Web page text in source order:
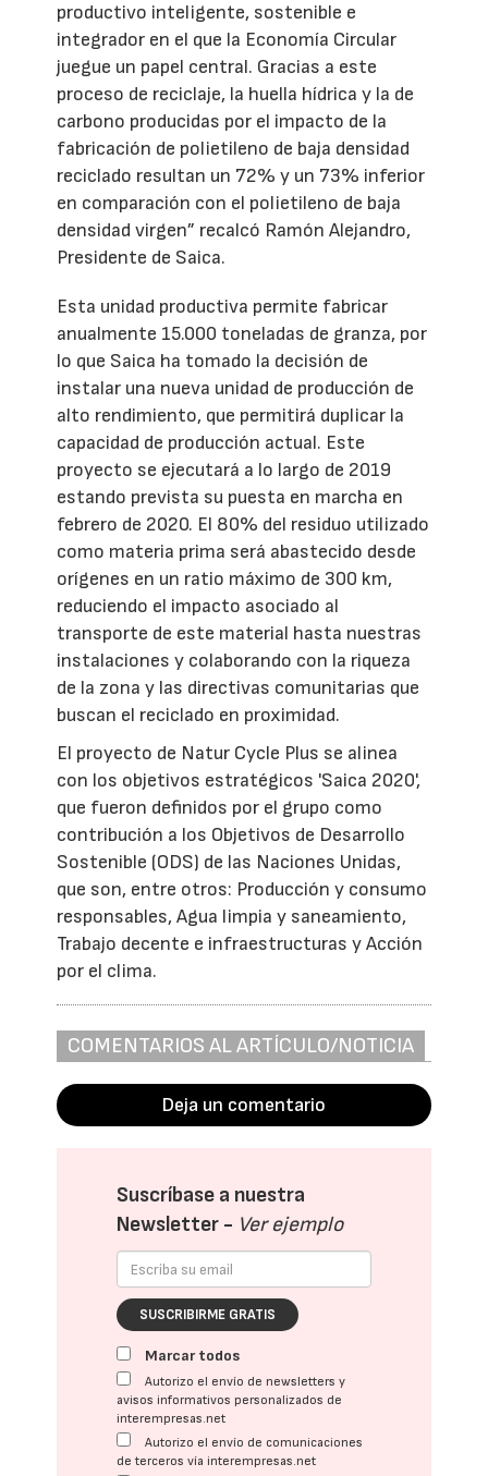
productivo inteligente, sostenible e
integrador en el que la Economía Circular
juegue un papel central. Gracias a este
proceso de reciclaje, la huella hídrica y la de
carbono producidas por el impacto de la
fabricación de polietileno de baja densidad
reciclado resultan un 72% y un 73% inferior
en comparación con el polietileno de baja
densidad virgen” recalcó Ramón Alejandro,
Presidente de Saica.
Esta unidad productiva permite fabricar
anualmente 15.000 toneladas de granza, por
lo que Saica ha tomado la decisión de
instalar una nueva unidad de producción de
alto rendimiento, que permitirá duplicar la
capacidad de producción actual. Este
proyecto se ejecutará a lo largo de 2019
estando prevista su puesta en marcha en
febrero de 2020. El 80% del residuo utilizado
como materia prima será abastecido desde
orígenes en un ratio máximo de 300 km,
reduciendo el impacto asociado al
transporte de este material hasta nuestras
instalaciones y colaborando con la riqueza
de la zona y las directivas comunitarias que
buscan el reciclado en proximidad.
El proyecto de Natur Cycle Plus se alinea
con los objetivos estratégicos 'Saica 2020',
que fueron definidos por el grupo como
contribución a los Objetivos de Desarrollo
Sostenible (ODS) de las Naciones Unidas,
que son, entre otros: Producción y consumo
responsables, Agua limpia y saneamiento,
Trabajo decente e infraestructuras y Acción
por el clima.
COMENTARIOS AL ARTÍCULO/NOTICIA
Deja un comentario
Suscríbase a nuestra
Newsletter - Ver ejemplo
SUSCRIBIRME GRATIS
Marcar todos
Autorizo el envío de newsletters y
avisos informativos personalizados de
interempresas.net
Autorizo el envío de comunicaciones
de terceros vía interempresas.net